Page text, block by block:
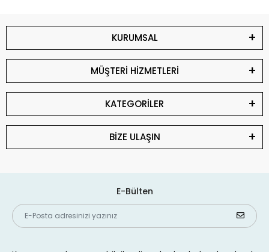
KURUMSAL
MÜŞTERİ HİZMETLERİ
KATEGORİLER
BİZE ULAŞIN
E-Bülten